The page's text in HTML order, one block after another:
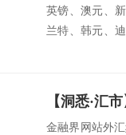
英镑、澳元、
兰特、韩元、
【洞悉·汇
金融界网站外